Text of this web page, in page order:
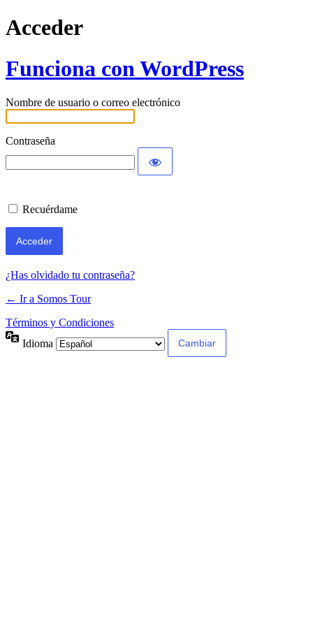
Acceder
Funciona con WordPress
Nombre de usuario o correo electrónico
Contraseña
Recuérdame
¿Has olvidado tu contraseña?
← Ir a Somos Tour
Términos y Condiciones
Idioma